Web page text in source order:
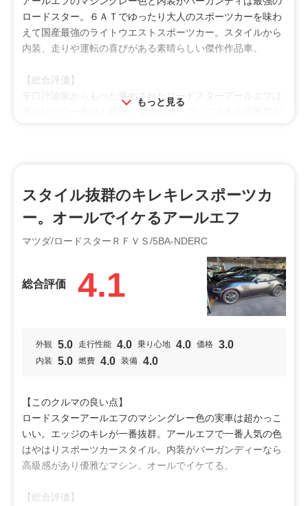
ロードスター。６ＡＴでゆったり大人のスポーツカーを味わ
えて国産最強のライトウエストスポーツカー。スタイルから
内装、走りや運転の喜びがある素晴らしい傑作作品車。
【総合評価】
辛口評論家からもべた褒めされたロードスターアールエフは
し。
投稿者：ZZ五十鈴
投稿日：2023年09月10日
利用シーン
買物
特徴
安全装備 操作性
加速 燃費
もっと見る
スタイル抜群のキレキレスポーツカ
ー。オールでイケるアールエフ
マツダ/ロードスターＲＦＶＳ/5BA-NDERC
総合評価 4.1
外観 5.0 走行性能 4.0 乗り心地 4.0 価格 3.0
内装 5.0 燃費 4.0 装備 4.0
【このクルマの良い点】
ロードスターアールエフのマシングレー色の実車は超かっこ
いい。エッジのキレが一番抜群。アールエフで一番人気の色
はやはりスポーツカースタイル。内装がバーガンディーなら
高級感があり優雅なマシン。オールでイケてる。
【総合評価】